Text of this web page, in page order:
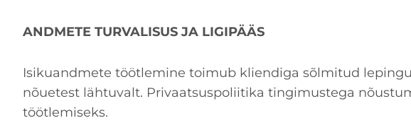
ANDMETE TURVALISUS JA LIGIPÄÄS
Isikuandmete töötlemine toimub kliendiga sõlmitud
nõuetest lähtuvalt. Privaatsuspoliitika tingimustega
töötlemiseks.